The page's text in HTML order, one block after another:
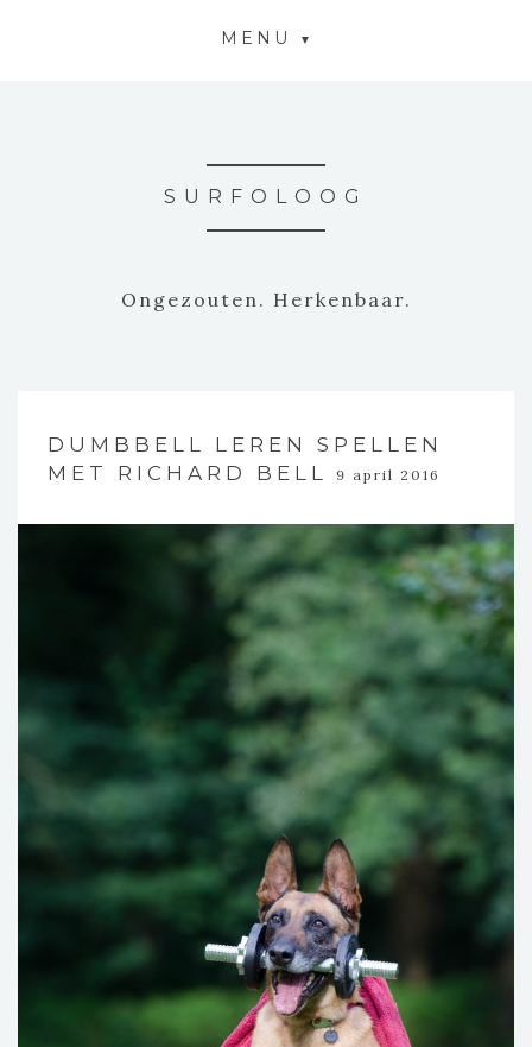
MENU
SURFOLOOG
Ongezouten. Herkenbaar.
DUMBBELL LEREN SPELLEN
MET RICHARD BELL
9 april 2016